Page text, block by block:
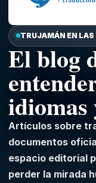
TRUJAMÁN EN LAS
El blog
Artículos sobre
documentos
espacio editorial
perder la mirada